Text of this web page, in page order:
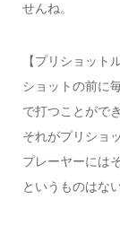
せんね。
【プリショット
ショットの前に
で打つことがで
それがプリショ
プレーヤーには
というものはな